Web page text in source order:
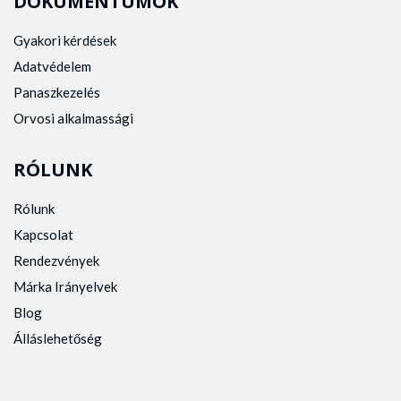
Gyakori kérdések
Adatvédelem
Panaszkezelés
Orvosi alkalmassági
RÓLUNK
Rólunk
Kapcsolat
Rendezvények
Márka Irányelvek
Blog
Álláslehetőség